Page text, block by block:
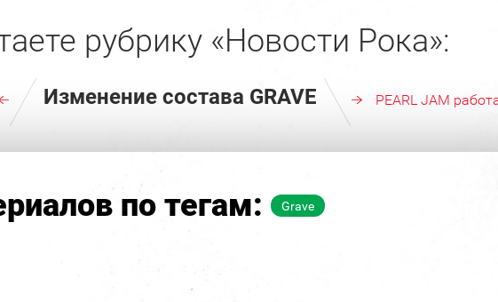
рубрику «Новости Рока»:
Изменение состава GRAVE PEARL JAM
по тегам: Grave